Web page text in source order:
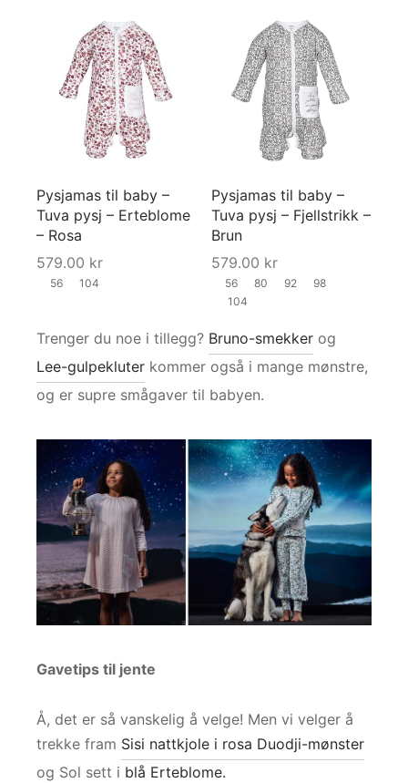
Pysjamas til baby –
Tuva pysj – Erteblome
– Rosa
579.00 kr
56 104
Pysjamas til baby –
Tuva pysj – Fjellstrikk –
Brun
579.00 kr
56 80 92
98
104
Trenger du noe i tillegg? Bruno-smekker og
Lee-gulpekluter kommer også i mange mønstre,
og er supre smågaver til babyen.
Gavetips til jente
Å, det er så vanskelig å velge! Men vi velger å
trekke fram Sisi nattkjole i rosa Duodji-mønster
og Sol sett i blå Erteblome.